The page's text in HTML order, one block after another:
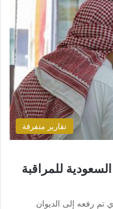
تقارير متفرقة
للمراقبة
رفعه إلى الديوان